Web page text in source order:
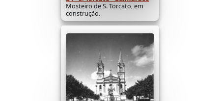
Mosteiro de S. Torcato, em
construção.